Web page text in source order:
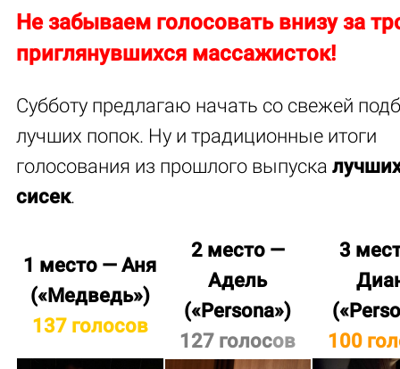
Не забываем голосовать внизу за
приглянувшихся массажисток!
Субботу предлагаю начать со свежей
лучших попок. Ну и традиционные итоги
голосования из прошлого выпуска
сисек.
1 место —Аня
(«Медведь»)
137 голосов
2 место —
Адель
(«Persona»)
127 голосов
3
(
100